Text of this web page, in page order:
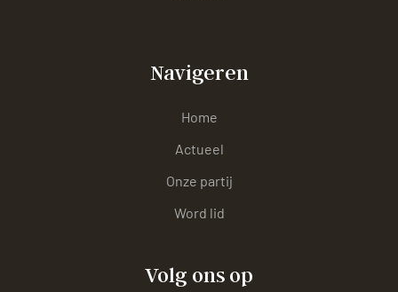
Navigeren
Home
Actueel
Onze partij
Word lid
Volg ons op